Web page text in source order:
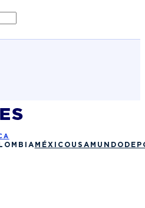
MÉXICO USA MUNDO